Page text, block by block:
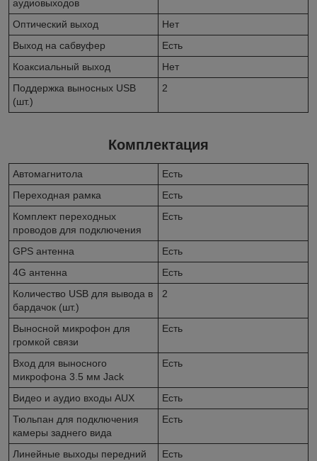
аудиовыходов
Оптический выход
Нет
Выход на сабвуфер
Есть
Коаксиальный выход
Нет
Поддержка выносных USB
(шт.)
2
Комплектация
Автомагнитола
Есть
Переходная рамка
Есть
Комплект переходных
проводов для подключения
Есть
GPS антенна
Есть
4G антенна
Есть
Количество USB для вывода в
бардачок (шт.)
2
Выносной микрофон для
громкой связи
Есть
Вход для выносного
микрофона 3.5 мм Jack
Есть
Видео и аудио входы AUX
Есть
Тюльпан для подключения
камеры заднего вида
Есть
Линейные выходы передний
Есть